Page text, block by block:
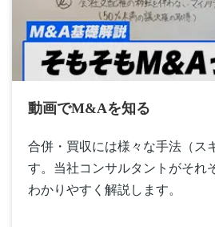
動画でM&Aを知る​
合併・買収には様々な手法（ス
す。当社コンサルタントがそれ
わかりやすく解説します。